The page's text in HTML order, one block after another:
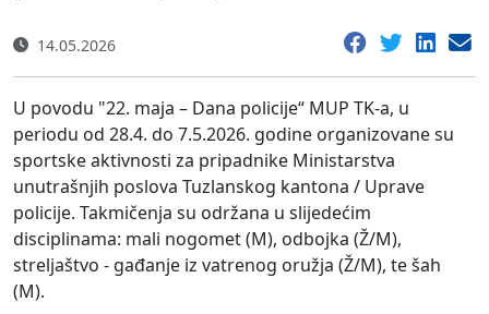
14.05.2026
U povodu "22. maja – Dana policije“ MUP TK-a, u
periodu od 28.4. do 7.5.2026. godine organizovane su
sportske aktivnosti za pripadnike Ministarstva
unutrašnjih poslova Tuzlanskog kantona / Uprave
policije. Takmičenja su održana u slijedećim
disciplinama: mali nogomet (M), odbojka (Ž/M),
streljaštvo - gađanje iz vatrenog oružja (Ž/M), te šah
(M).